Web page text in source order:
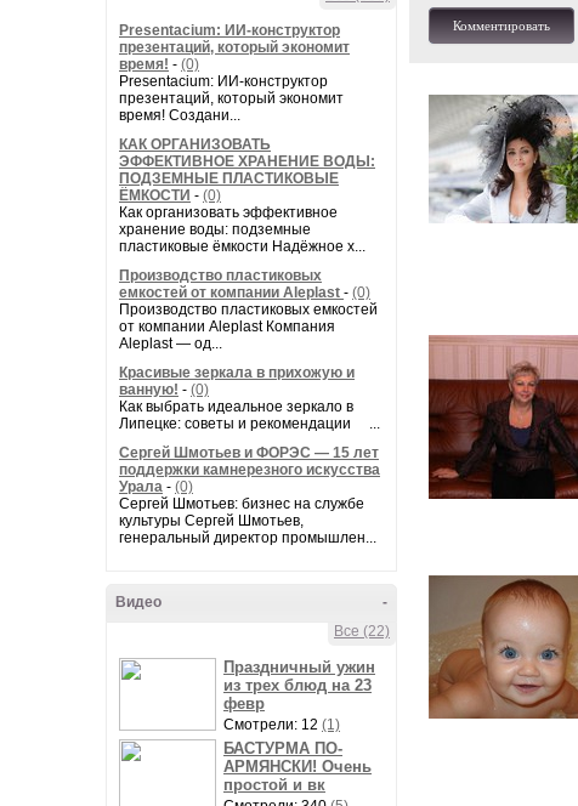
Presentacium: ИИ‑конструктор
презентаций, который экономит
время! - (0)
Presentacium: ИИ‑конструктор
презентаций, который экономит
время! Создани...
КАК ОРГАНИЗОВАТЬ
ЭФФЕКТИВНОЕ ХРАНЕНИЕ ВОДЫ:
ПОДЗЕМНЫЕ ПЛАСТИКОВЫЕ
ЁМКОСТИ - (0)
Как организовать эффективное
хранение воды: подземные
пластиковые ёмкости Надёжное х...
Производство пластиковых
емкостей от компании Aleplast - (0)
Производство пластиковых емкостей
от компании Aleplast Компания
Aleplast — од...
Красивые зеркала в прихожую и
ванную! - (0)
Как выбрать идеальное зеркало в
Липецке: советы и рекомендации ...
Сергей Шмотьев и ФОРЭС — 15 лет
поддержки камнерезного искусства
Урала - (0)
Сергей Шмотьев: бизнес на службе
культуры Сергей Шмотьев,
генеральный директор промышлен...
-
Видео
Все (22)
Праздничный ужин
из трех блюд на 23
февр
Смотрели: 12 (1)
БАСТУРМА ПО-
АРМЯНСКИ! Очень
простой и вк
Комментировать